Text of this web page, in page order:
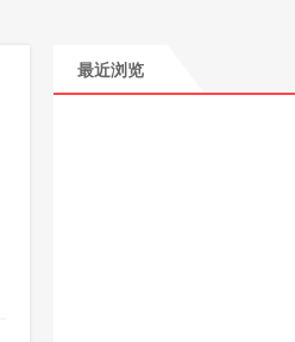
最近浏览